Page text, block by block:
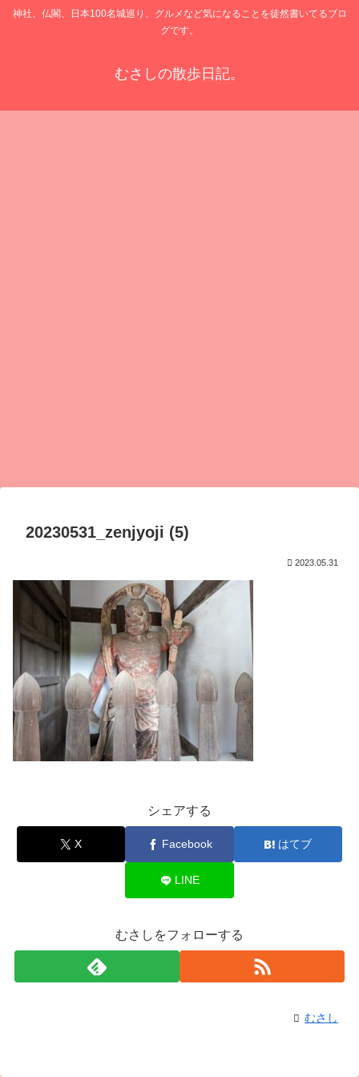
神社、仏閣、日本100名城巡り、グルメなど気になることを徒然書いてるブロ
グです。
むさしの散歩日記。
20230531_zenjyoji (5)
2023.05.31
シェアする
X Facebook はてブ
LINE
むさしをフォローする
むさし